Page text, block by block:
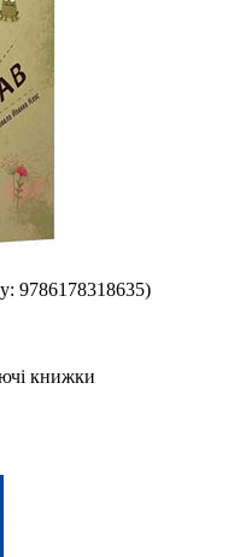
9786178318635)
книжки